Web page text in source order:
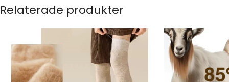
Relaterade produkter